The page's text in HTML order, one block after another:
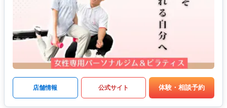
店舗情報 公式サイト 体験・相談予約